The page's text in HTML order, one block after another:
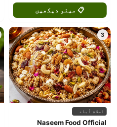
📋 مینو دیکھیں
3
اسلام آباد
Naseem Food Official